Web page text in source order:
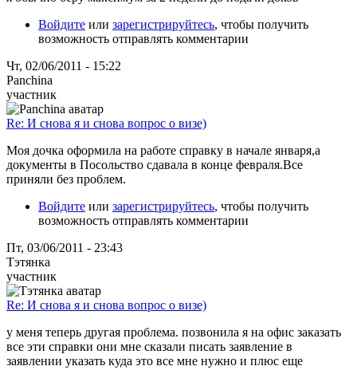
Войдите или зарегистрируйтесь, чтобы получить
возможность отправлять комментарии
Чт, 02/06/2011 - 15:22
Panchina
участник
Re: И снова я и снова вопрос о визе)
Моя дочка оформила на работе справку в начале января,а
документы в Посольство сдавала в конце февраля.Все
приняли без проблем.
Войдите или зарегистрируйтесь, чтобы получить
возможность отправлять комментарии
Пт, 03/06/2011 - 23:43
Тэтянка
участник
Re: И снова я и снова вопрос о визе)
у меня теперь другая проблема. позвонила я на офис заказать
все эти справки они мне сказали писать заявление в
заявлении указать куда это все мне нужно и плюс еще